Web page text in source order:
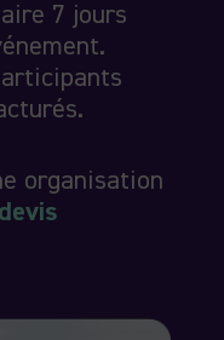
7 jours
organisation
devis